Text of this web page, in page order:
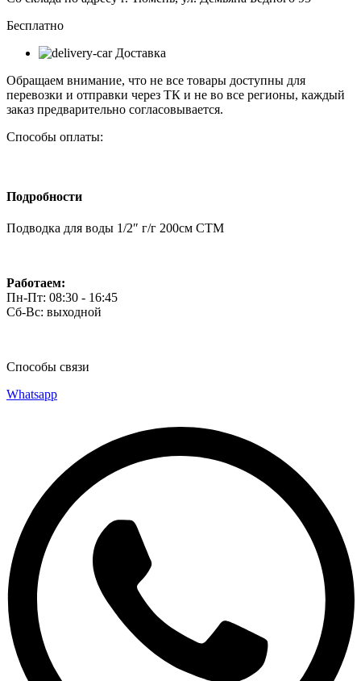
г
СТМ
Бесплатно
Доставка
Обращаем внимание, что не все товары доступны для
перевозки и отправки через ТК и не во все регионы, каждый
заказ предварительно согласовывается.
Способы оплаты:
Подробности
Подводка для воды 1/2″ г/г 200см СТМ
Работаем:
Пн-Пт: 08:30 - 16:45
Сб-Вс: выходной
Способы связи
Whatsapp